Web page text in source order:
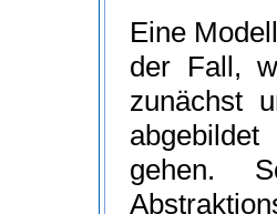
Eine
der Fall,
zunächst
gehen.